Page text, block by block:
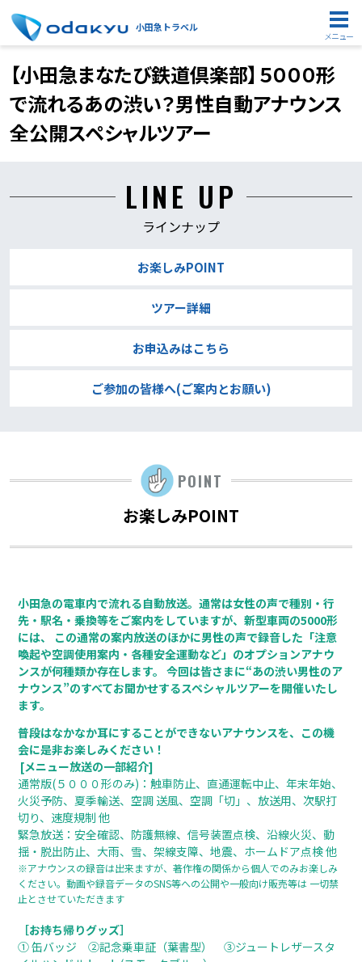
小田急トラベル
メニュー
【小田急まなたび鉄道倶楽部】５０００形
で流れるあの渋い？男性自動アナウンス
全公開スペシャルツアー
LINE UP
ラインナップ
お楽しみPOINT
ツアー詳細
お申込みはこちら
ご参加の皆様へ(ご案内とお願い)
POINT
お楽しみPOINT
小田急の電車内で流れる自動放送。通常は女性の声で種別・行
先・駅名・乗換等をご案内をしていますが、新型車両の5000形
には、 この通常の案内放送のほかに男性の声で録音した「注意
喚起や空調使用案内・各種安全運動など」のオプションアナウ
ンスが何種類か存在します。 今回は皆さまに“あの渋い男性のア
ナウンス”のすべてお聞かせするスペシャルツアーを開催いたし
ます。
普段はなかなか耳にすることができないアナウンスを、この機
会に是非お楽しみください！
[メニュー放送の一部紹介]
通常版(５０００形のみ)：触車防止、直通運転中止、年末年始、
火災予防、夏季輸送、空調 送風、空調「切」、放送用、次駅打
切り、速度規制 他
緊急放送：安全確認、防護無線、信号装置点検、沿線火災、動
揺・脱出防止、大雨、雪、架線支障、地震、ホームドア点検 他
※アナウンスの録音は出来ますが、著作権の関係から個人でのみお楽しみ
ください。動画や録音データのSNS等への公開や一般向け販売等は 一切禁
止とさせていただきます
［お持ち帰りグッズ］
① 缶バッジ ②記念乗車証（葉書型） ③ジュートレザースタ